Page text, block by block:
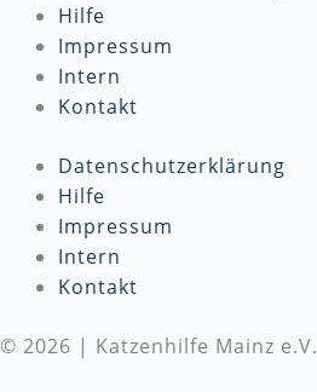
Hilfe
Impressum
Intern
Kontakt
Datenschutzerklärung
Hilfe
Impressum
Intern
Kontakt
© 2026 | Katzenhilfe Mainz e.V.